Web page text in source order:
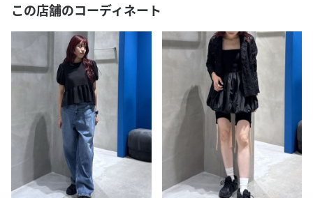
この店舗のコーディネート